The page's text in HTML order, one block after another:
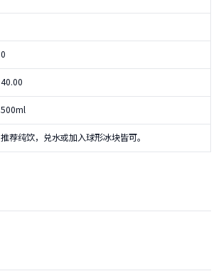
0
40.00
500ml
推荐纯饮，兑水或加入球形冰块皆可。